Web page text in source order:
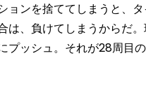
ョンを捨ててしまうと、
は、負けてしまうからだ
プッシュ。それが28周目